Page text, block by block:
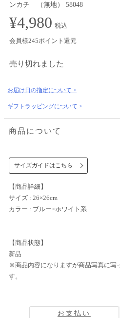
ンカチ （無地） 58048
¥4,980 税込
会員様245ポイント還元
売り切れました
お届け日の指定について >
ギフトラッピングについて >
商品について
サイズガイドはこちら
【商品詳細】
サイズ : 26×26cm
カラー : ブルー×ホワイト系
【商品状態】
新品
※商品内容になりますが商品写真に写
す。
お支払い